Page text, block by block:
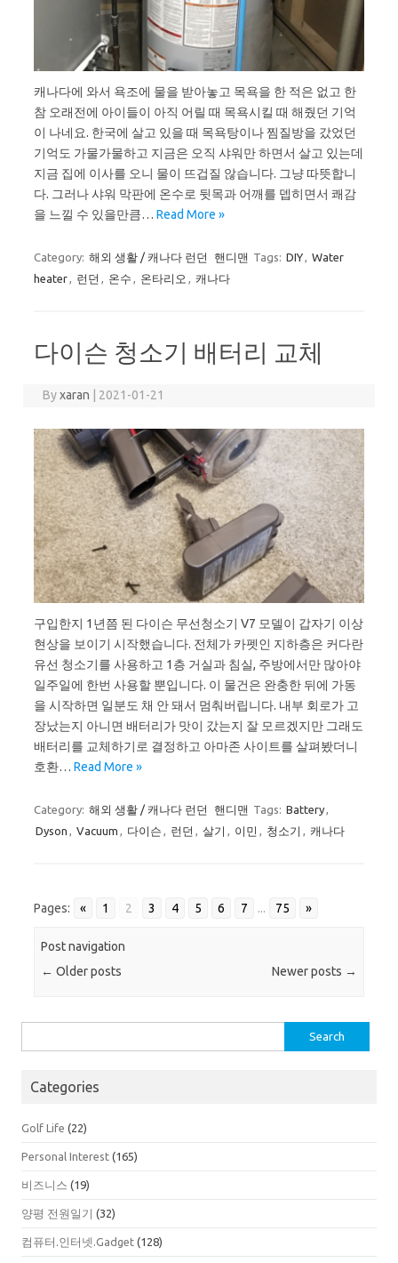
캐나다에 와서 욕조에 물을 받아놓고 목욕을 한 적은 없고 한
참 오래전에 아이들이 아직 어릴 때 목욕시킬 때 해줬던 기억
이 나네요. 한국에 살고 있을 때 목욕탕이나 찜질방을 갔었던
기억도 가물가물하고 지금은 오직 샤워만 하면서 살고 있는데
지금 집에 이사를 오니 물이 뜨겁질 않습니다. 그냥 따뜻합니
다. 그러나 샤워 막판에 온수로 뒷목과 어깨를 뎁히면서 쾌감
을 느낄 수 있을만큼… Read More »
Category: 해외 생활 / 캐나다 런던 핸디맨 Tags: DIY
Water
heater
런던 온수 온타리오 캐나다
다이슨 청소기 배터리 교체
Byxaran 2021-01-21
구입한지 1년쯤 된 다이슨 무선청소기 V7 모델이 갑자기 이상
현상을 보이기 시작했습니다. 전체가 카펫인 지하층은 커다란
유선 청소기를 사용하고 1층 거실과 침실, 주방에서만 많아야
일주일에 한번 사용할 뿐입니다. 이 물건은 완충한 뒤에 가동
을 시작하면 일분도 채 안 돼서 멈춰버립니다. 내부 회로가 고
장났는지 아니면 배터리가 맛이 갔는지 잘 모르겠지만 그래도
배터리를 교체하기로 결정하고 아마존 사이트를 살펴봤더니
호환… Read More »
Category: 해외 생활 / 캐나다 런던 핸디맨 Tags: Battery
Dyson
Vacuum 다이슨 런던 살기 이민 청소기 캐나다
Pages: « 1 2 3 4 5 6 7 ... 75 »
Post navigation
← Older posts Newer posts →
for:
Categories
Golf Life (22)
Personal Interest (165)
비즈니스 (19)
양평 전원일기 (32)
컴퓨터.인터넷.Gadget (128)